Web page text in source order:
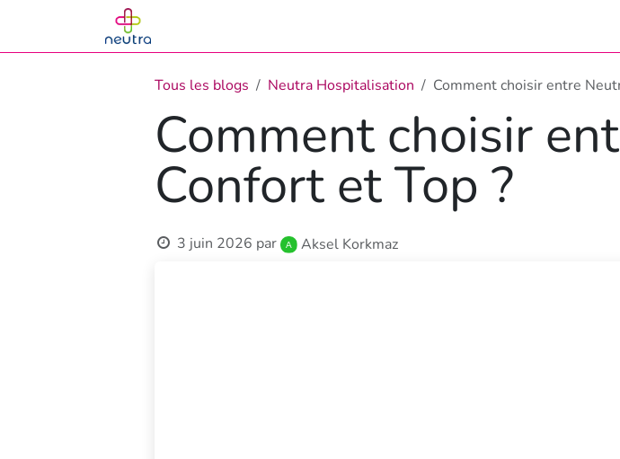
Se rendre au contenu
Tous les blogs Neutra Hospitalisation Comment choisir entre
Comment choisir
Confort et Top ?
3 juin 2026 par Aksel Korkmaz